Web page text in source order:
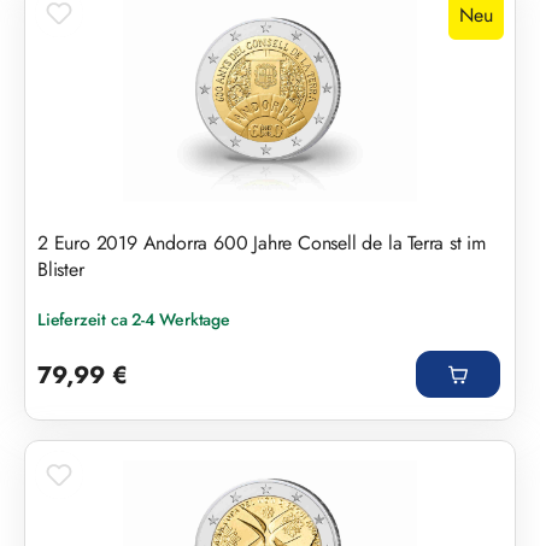
Neu
2 Euro 2019 Andorra 600 Jahre Consell de la Terra st im
Blister
Lieferzeit ca 2-4 Werktage
79,99 €